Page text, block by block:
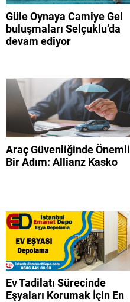
Güle Oynaya Camiye Gel
buluşmaları Selçuklu’da
devam ediyor
Araç Güvenliğinde Önemli
Bir Adım: Allianz Kasko
Ev Tadilatı Sürecinde
Eşyaları Korumak İçin En